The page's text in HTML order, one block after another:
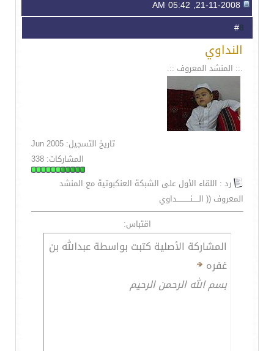
8
النداوي
.:: المنشد المعروف ::.
تاريخ التسجيل: Jun 2005
المشاركات: 338
رد : اللقاء الأول على الشبكة العنكبوتية مع المنشد
المعروف (( الـــــنـــــــــــداوي
اقتباس:
المشاركة الأصلية كتبت بواسطة عبدالله بن
غفره
بسم الله الرحمن الرحيم